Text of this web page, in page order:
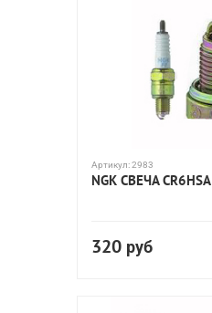
Артикул:2983
NGK СВЕЧА CR6HSA
320 руб